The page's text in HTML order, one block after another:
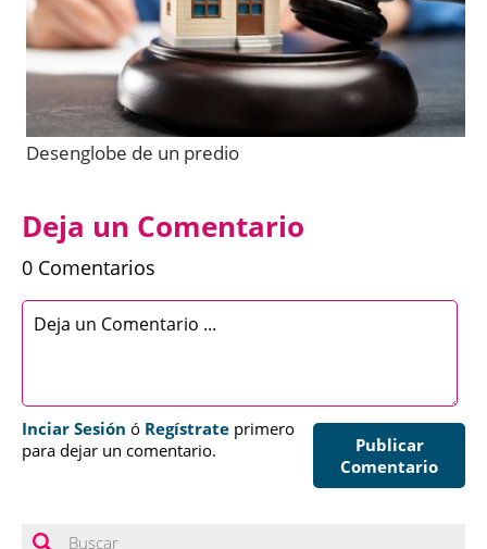
Desenglobe de un predio
Deja un Comentario
0 Comentarios
Publicar
Comentario
Inciar Sesión ó Regístrate primero
para dejar un comentario.